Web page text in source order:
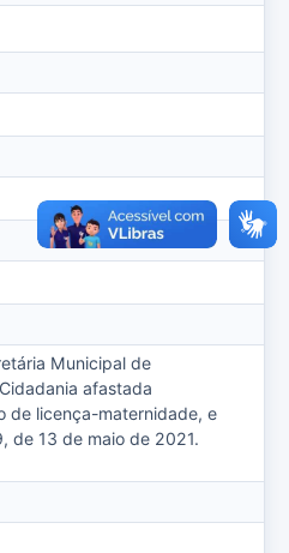
Municipal de
afastada
de licença-maternidade, e
de 13 de maio de 2021.